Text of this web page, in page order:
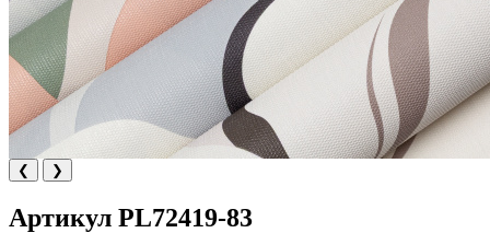
❮ ❯
Артикул PL72419-83